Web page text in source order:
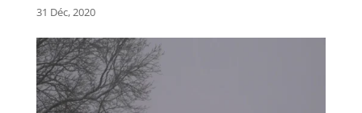
31 Déc, 2020